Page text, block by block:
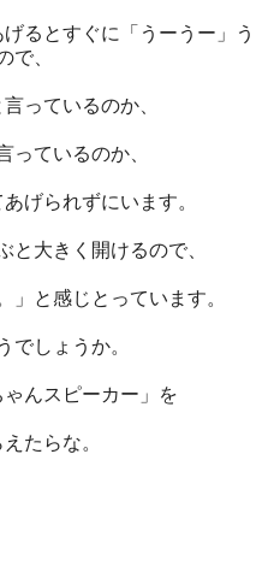
るとすぐに「うーうー」う
で、
っているのか、
っているのか、
げられずにいます。
と大きく開けるので、
」と感じとっています。
でしょうか。
ゃんスピーカー」を
たらな。